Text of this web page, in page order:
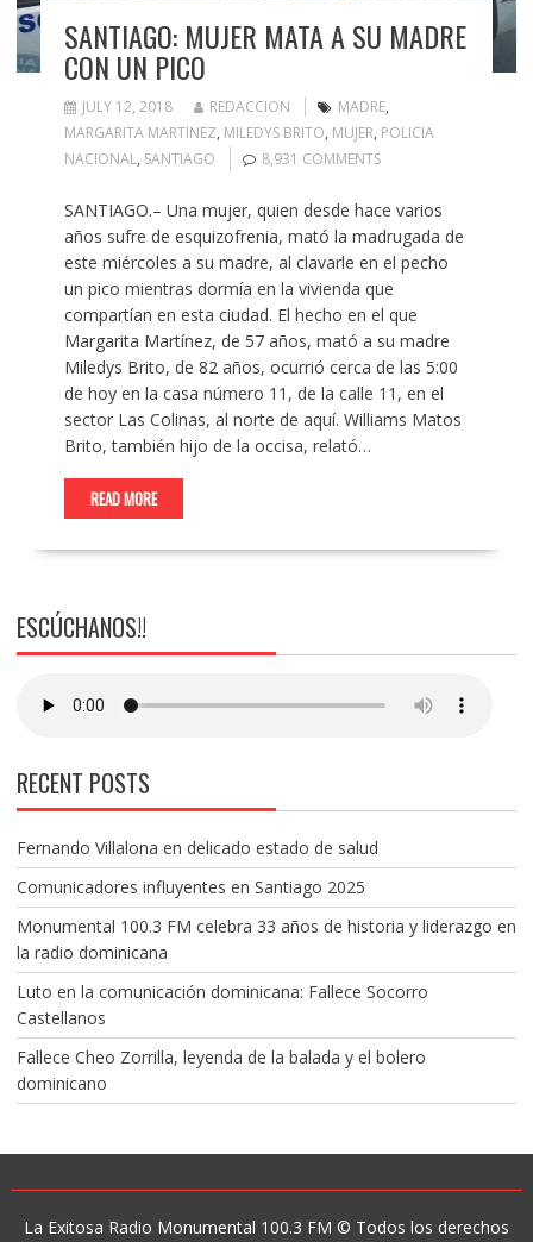
SANTIAGO: MUJER MATA A SU MADRE
CON UN PICO
JULY 12, 2018 REDACCION MADRE,
MARGARITA MARTINEZ, MILEDYS BRITO, MUJER, POLICIA
NACIONAL, SANTIAGO 8,931 COMMENTS
SANTIAGO.– Una mujer, quien desde hace varios
años sufre de esquizofrenia, mató la madrugada de
este miércoles a su madre, al clavarle en el pecho
un pico mientras dormía en la vivienda que
compartían en esta ciudad. El hecho en el que
Margarita Martínez, de 57 años, mató a su madre
Miledys Brito, de 82 años, ocurrió cerca de las 5:00
de hoy en la casa número 11, de la calle 11, en el
sector Las Colinas, al norte de aquí. Williams Matos
Brito, también hijo de la occisa, relató…
READ MORE
ESCÚCHANOS!!
RECENT POSTS
Fernando Villalona en delicado estado de salud
Comunicadores influyentes en Santiago 2025
Monumental 100.3 FM celebra 33 años de historia y liderazgo en
la radio dominicana
Luto en la comunicación dominicana: Fallece Socorro
Castellanos
Fallece Cheo Zorrilla, leyenda de la balada y el bolero
dominicano
La Exitosa Radio Monumental 100.3 FM © Todos los derechos